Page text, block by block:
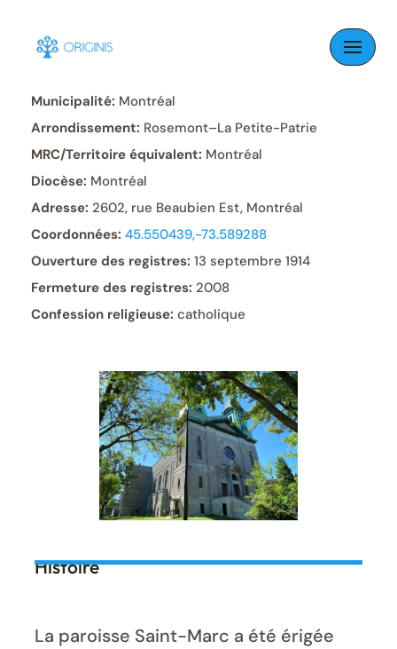
Skip
Municipalité: Montréal
Arrondissement: Rosemont–La Petite-Patrie
MRC/Territoire équivalent: Montréal
Diocèse: Montréal
Adresse: 2602, rue Beaubien Est, Montréal
Coordonnées: 45.550439,-73.589288
Ouverture des registres: 13 septembre 1914
Fermeture des registres: 2008
Confession religieuse: catholique
Histoire
La paroisse Saint-Marc a été érigée